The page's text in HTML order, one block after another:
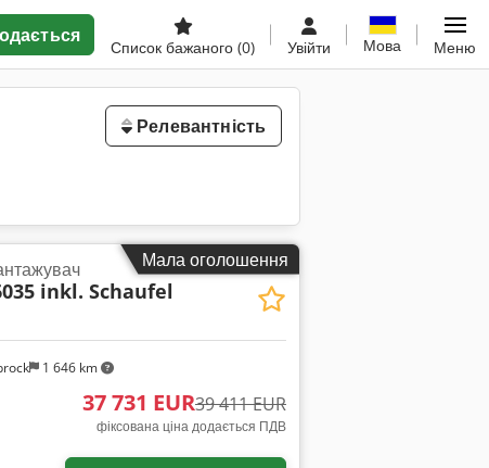
Список бажаного (0) Увійти Мова Меню
Релевантність
Мала оголошення
1 646 km
inkl. Schaufel
37 731 EUR39 411 EUR
фіксована ціна додається ПДВ